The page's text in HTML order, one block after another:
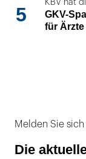
5
KBV hat
GKV-
für
Melden Sie
Die